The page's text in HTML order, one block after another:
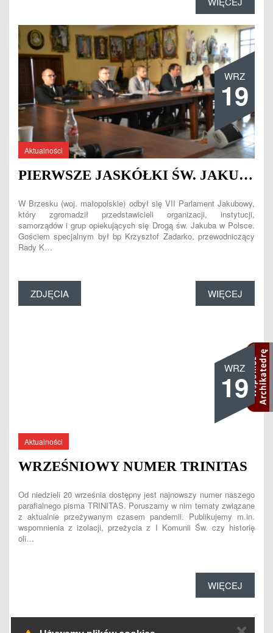
WRZ
19
Aktualności
PIERWSZE JASKÓŁKI ŚW. JAKUBA W GDAŃSKU
W Brzesku (woj. małopolskie) odbył się VII Parlament Jakubowy,
który zgromadził przedstawicieli organizacji, instytucji,
samorządów i grup opiekujących się Drogą św. Jakuba w Polsce.
Gościem specjalnym był bp Krzysztof Zadarko, przewodniczący
Rady K…
WIĘCEJ
ZDJĘCIA
WRZ
19
Aktualności
WRZEŚNIOWY NUMER TRINITAS
Od niedzieli 20 września dostępny jest najnowszy numer naszego
parafialnego pisma TRINITAS. Poruszamy w nim tematy związane
z aktualnie przeżywanym czasem pandemii. Publikujemy m.in.
wspomnienia z izolacji, przeżycia z I Komunii Św. czy historię
oli…
WIĘCEJ